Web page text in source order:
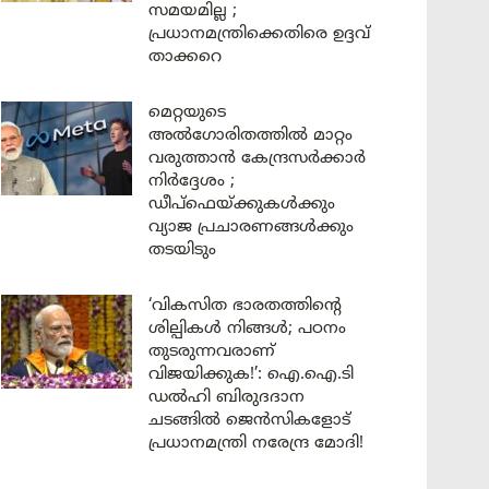
സമയമില്ല ;
പ്രധാനമന്ത്രിക്കെതിരെ ഉദ്ദവ്
താക്കറെ
മെറ്റയുടെ
അൽഗോരിതത്തിൽ മാറ്റം
വരുത്താൻ കേന്ദ്രസർക്കാർ
നിർദ്ദേശം ;
ഡീപ്‌ഫെയ്ക്കുകൾക്കും
വ്യാജ പ്രചാരണങ്ങൾക്കും
തടയിടും
‘വികസിത ഭാരതത്തിന്റെ
ശില്പികൾ നിങ്ങൾ; പഠനം
തുടരുന്നവരാണ്
വിജയിക്കുക!’: ഐ.ഐ.ടി
ഡൽഹി ബിരുദദാന
ചടങ്ങിൽ ജെൻസികളോട്
പ്രധാനമന്ത്രി നരേന്ദ്ര മോദി!